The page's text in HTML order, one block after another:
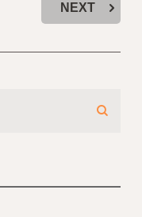
NEXT